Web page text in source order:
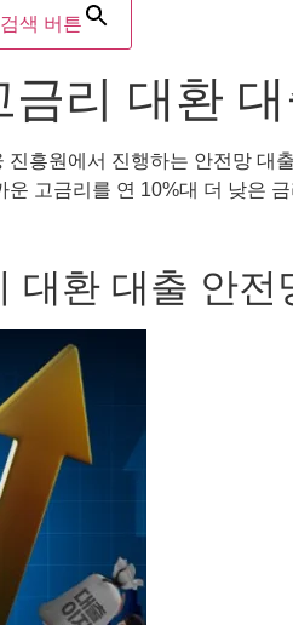
검색 버튼
리 대환
흥원에서 진행하는 안전망
고금리를 연 10%대 더 낮은
대환 대출 안